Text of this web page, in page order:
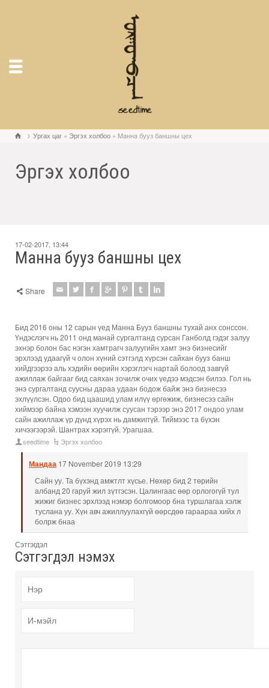
Ургах цаг » Эргэх холбоо » Maннa бууз баншны цех
Эргэх холбоо
17-02-2017, 13:44
Maннa бууз баншны цех
Share
Бид 2016 оны 12 сарын үед Манна Бууз баншны тухай анх сонссон.
Үндэслэгч нь 2011 онд манай сургалтанд сурсан Ганболд гэдэг залуу
эхнэр болон бас нэгэн хамтрагч залуугийн хамт энэ бизнесийг
эрхлээд удаагүй ч олон хүний сэтгэлд хүрсэн сайхан бууз банш
хийдгээрээ аль хэдийн өөрийн хэрэглэгч нартай болоод завгүй
ажиллаж байгааг бид саяхан зочилж очих үедээ мэдсэн билээ. Гол нь
энэ сургалтанд суусны дараа удаан бодож байж энэ бизнесээ
эхлүүлсэн. Одоо бид цаашид улам илүү өргөжиж, бизнесээ сайн
хиймээр байна хэмээн хуучилж суусан тэрээр энэ 2017 ондоо улам
сайн ажиллаж үр дүнд хүрэх нь дамжиггүй. Тиймээс та бүхэн
хичээгээрэй. Шантрах хэрэггүй. Урагшаа.
seedtime Эргэх холбоо
Мандаа 17 November 2019 13:29
Сайн уу. Та бүхэнд амжтлт хүсье. Нөхөр бид 2 төрийн
албанд 20 гаруй жил зүтгэсэн. Цалингаас өөр орлогогүй тул
жижиг бизнес эрхлээд нэмэр болгомоор бна туршлагаа хэлж
туслана уу. Хүн авч ажиллуулахгүй өөрсдөө гараараа хийх л
болрж бнаа
Сэтгэгдэл
Сэтгэгдэл нэмэх